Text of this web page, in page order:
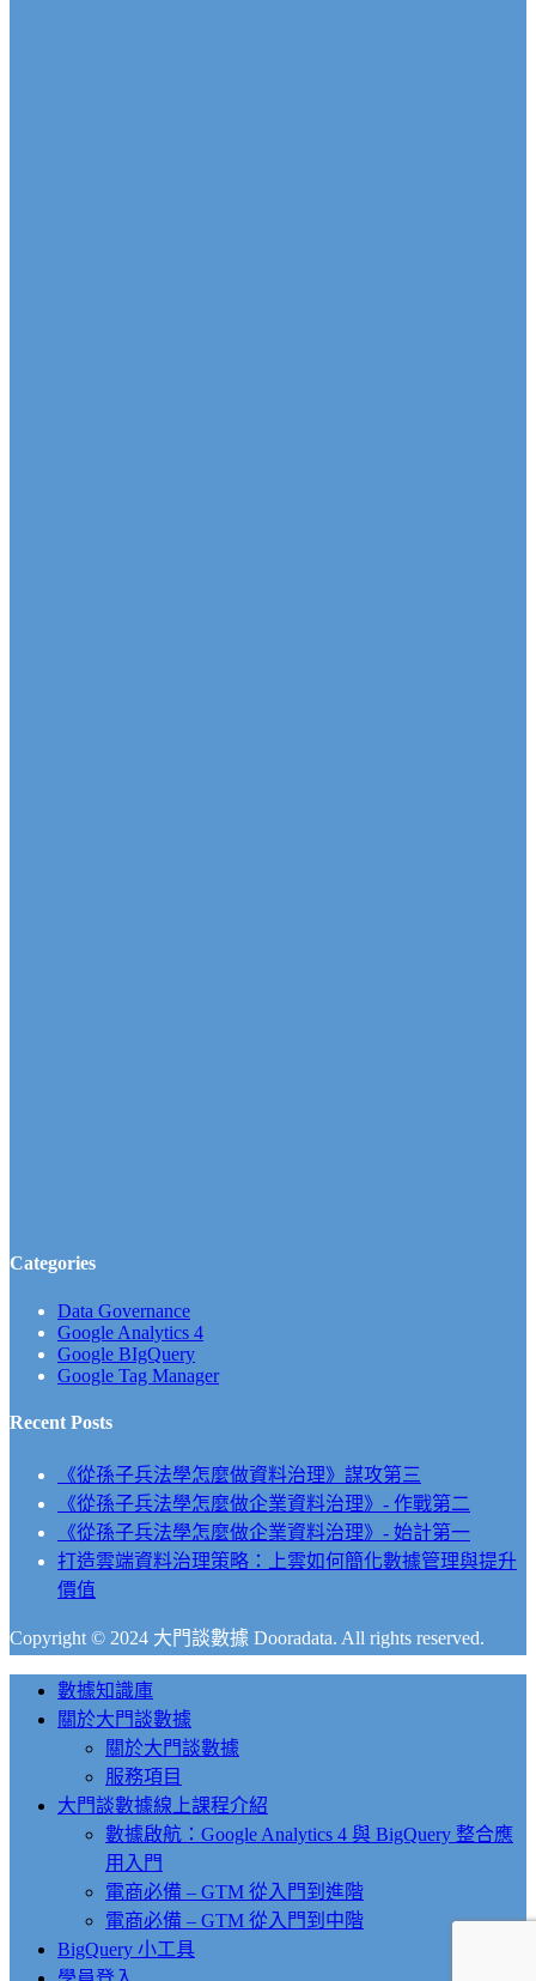
Categories
Data Governance
Google Analytics 4
Google BIgQuery
Google Tag Manager
Recent Posts
《從孫子兵法學怎麼做資料治理》謀攻第三
《從孫子兵法學怎麼做企業資料治理》- 作戰第二
《從孫子兵法學怎麼做企業資料治理》- 始計第一
打造雲端資料治理策略：上雲如何簡化數據管理與提升
價值
Copyright © 2024 大門談數據 Dooradata. All rights reserved.
數據知識庫
關於大門談數據
關於大門談數據
服務項目
大門談數據線上課程介紹
數據啟航：Google Analytics 4 與 BigQuery 整合應
用入門
電商必備 – GTM 從入門到進階
電商必備 – GTM 從入門到中階
BigQuery 小工具